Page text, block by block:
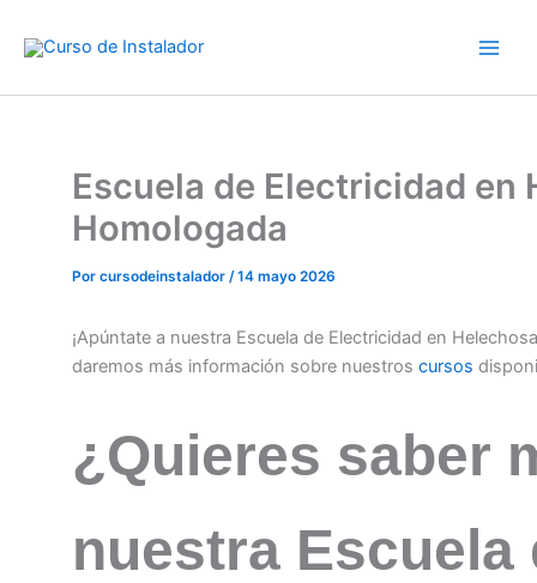
Escuela de Electricidad en
Homologada
Por cursodeinstalador /14 mayo 2026
¡Apúntate a nuestra Escuela de Electricidad en
daremos más información sobre nuestros cursos
¿Quieres saber
nuestra